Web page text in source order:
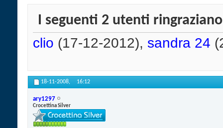
I seguenti 2 utenti
clio (17-12-2012), sandra 24
18-11-2008, 16:12
ary1297
Crocettina Silver